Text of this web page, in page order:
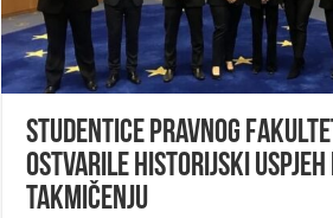
Studentice Pravnog
ostvarile historijski uspjeh
takmičenju